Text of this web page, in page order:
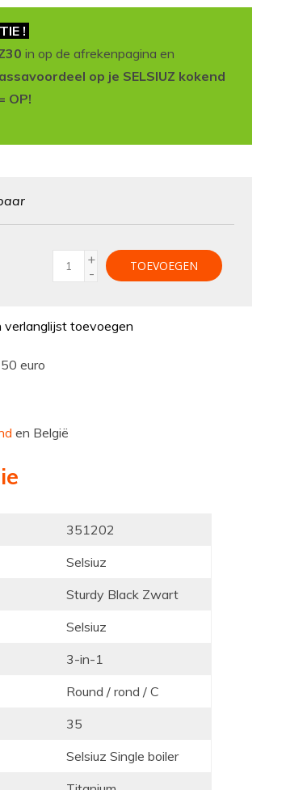
!
in op de afrekenpagina en
op je SELSIUZ kokend
OP!
+
-
TOEVOEGEN
verlanglijst toevoegen
euro
en België
351202
Selsiuz
Sturdy Black Zwart
Selsiuz
3-in-1
Round / rond / C
35
Selsiuz Single boiler